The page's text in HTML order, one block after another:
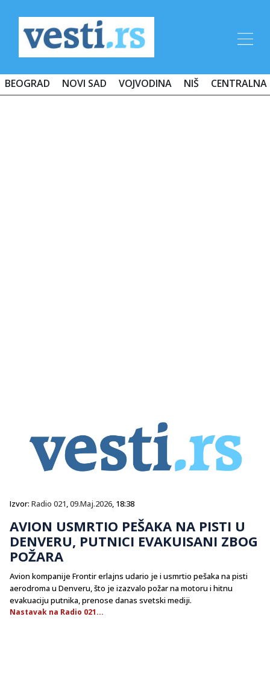
BEOGRAD NOVI SAD VOJVODINA NIŠ CENTRALNA
Izvor: Radio 021,09.Maj.2026, 18:38
AVION USMRTIO PEŠAKA NA PISTI U
DENVERU, PUTNICI EVAKUISANI ZBOG
POŽARA
Avion kompanije Frontir erlajns udario je i usmrtio pešaka na pisti
aerodroma u Denveru, što je izazvalo požar na motoru i hitnu
evakuaciju putnika, prenose danas svetski mediji.
Nastavak na Radio 021...